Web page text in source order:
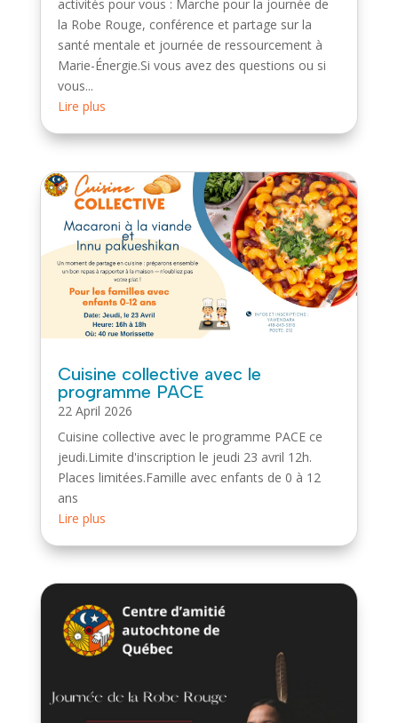
activités pour vous : Marche pour la journée de
la Robe Rouge, conférence et partage sur la
santé mentale et journée de ressourcement à
Marie-Énergie.Si vous avez des questions ou si
vous...
Lire plus
Cuisine collective avec le
programme PACE
22 April 2026
Cuisine collective avec le programme PACE ce
jeudi.Limite d'inscription le jeudi 23 avril 12h.
Places limitées.Famille avec enfants de 0 à 12
ans
Lire plus